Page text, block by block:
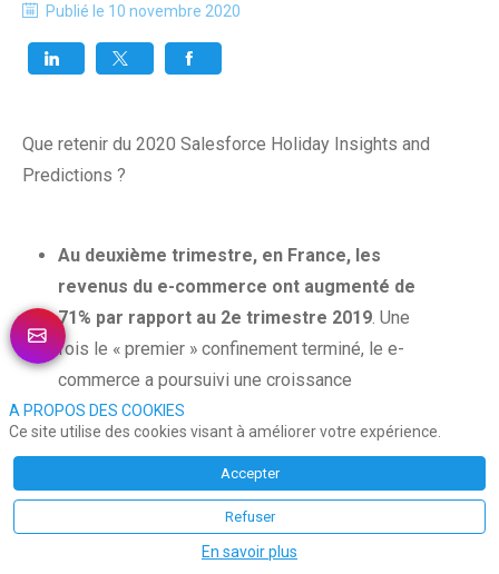
Publié le 10 novembre 2020
Que retenir du 2020 Salesforce Holiday Insights and
Predictions ?
Au deuxième trimestre, en France, les
revenus du e-commerce ont augmenté de
71% par rapport au 2e trimestre 2019. Une
fois le « premier » confinement terminé, le e-
commerce a poursuivi une croissance
impressionnante au 3e trimestre avec 50%
d’augmentation des revenus (par rapport au T3
L’ordinateur est de nouveau en odeur de
sainteté pour les achats en ligne,
A PROPOS DES COOKIES
Ce site utilise des cookies visant à améliorer votre expérience.
Accepter
Refuser
En savoir plus